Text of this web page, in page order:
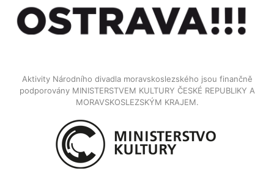
Aktivity Národního divadla moravskoslezského jsou finančně
podporovány MINISTERSTVEM KULTURY ČESKÉ REPUBLIKY A
MORAVSKOSLEZSKÝM KRAJEM.